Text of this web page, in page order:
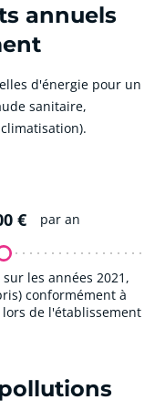
annuels
d'énergie pour un
sanitaire,
€ par an
les années 2021,
conformément à
de l'établissement